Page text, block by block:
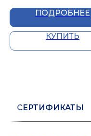
ПОДРОБНЕЕ
КУПИТЬ
СЕРТИФИКАТЫ